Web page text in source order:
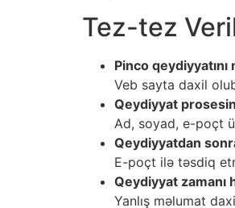
Tez-tez
Pinco
Veb sayta daxil
Qeydiyyat
Ad, soyad, e-poçt
Qeydiyyatdan
E-poçt ilə təsdiq
Qeydiyyat zamanı
Yanlış məlumat